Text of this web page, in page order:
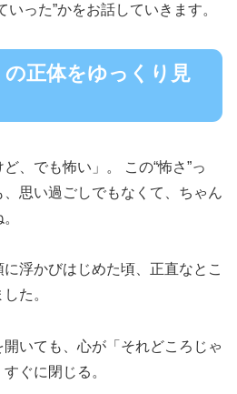
いった”かをお話していきます。
の正体をゆっくり見
、でも怖い」。 この“怖さ”っ
思い過ごしでもなくて、ちゃん
浮かびはじめた頃、正直なとこ
た。
いても、心が「それどころじゃ
ぐに閉じる。